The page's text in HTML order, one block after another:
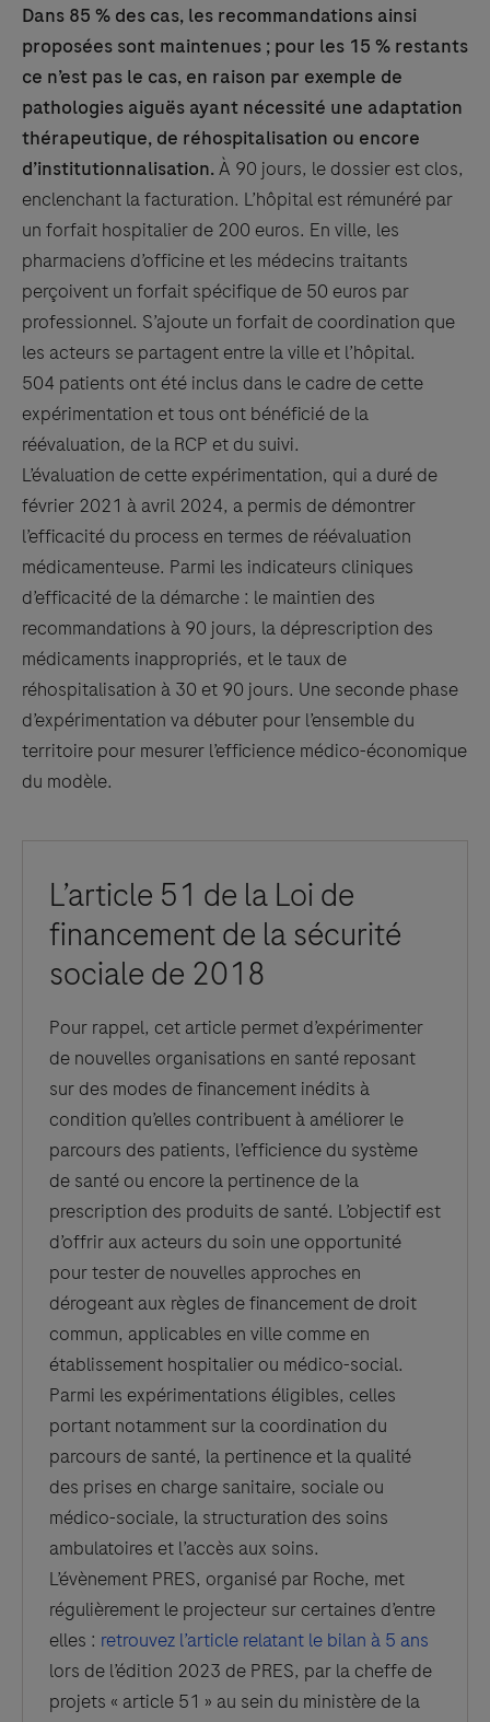
Dans 85 % des cas, les recommandations ainsi
proposées sont maintenues ; pour les 15 % restants
ce n’est pas le cas, en raison par exemple de
pathologies aiguës ayant nécessité une adaptation
thérapeutique, de réhospitalisation ou encore
d’institutionnalisation.À 90 jours, le dossier est clos,
enclenchant la facturation. L’hôpital est rémunéré par
un forfait hospitalier de 200 euros. En ville, les
pharmaciens d’officine et les médecins traitants
perçoivent un forfait spécifique de 50 euros par
professionnel. S’ajoute un forfait de coordination que
les acteurs se partagent entre la ville et l’hôpital.
504 patients ont été inclus dans le cadre de cette
expérimentation et tous ont bénéficié de la
réévaluation, de la RCP et du suivi.
L’évaluation de cette expérimentation, qui a duré de
février 2021 à avril 2024, a permis de démontrer
l’efficacité du process en termes de réévaluation
médicamenteuse. Parmi les indicateurs cliniques
d’efficacité de la démarche : le maintien des
recommandations à 90 jours, la déprescription des
médicaments inappropriés, et le taux de
réhospitalisation à 30 et 90 jours. Une seconde phase
d’expérimentation va débuter pour l’ensemble du
territoire pour mesurer l’efficience médico-économique
du modèle.
L’article 51 de la Loi de
financement de la sécurité
sociale de 2018
Pour rappel, cet article permet d’expérimenter
de nouvelles organisations en santé reposant
sur des modes de financement inédits à
condition qu’elles contribuent à améliorer le
parcours des patients, l’efficience du système
de santé ou encore la pertinence de la
prescription des produits de santé. L’objectif est
d’offrir aux acteurs du soin une opportunité
pour tester de nouvelles approches en
dérogeant aux règles de financement de droit
commun, applicables en ville comme en
établissement hospitalier ou médico-social.
Parmi les expérimentations éligibles, celles
portant notamment sur la coordination du
parcours de santé, la pertinence et la qualité
des prises en charge sanitaire, sociale ou
médico-sociale, la structuration des soins
ambulatoires et l’accès aux soins.
L’évènement PRES, organisé par Roche, met
régulièrement le projecteur sur certaines d’entre
elles : retrouvez l’article relatant le bilan à 5 ans
lors de l’édition 2023 de PRES, par la cheffe de
projets « article 51 » au sein du ministère de la